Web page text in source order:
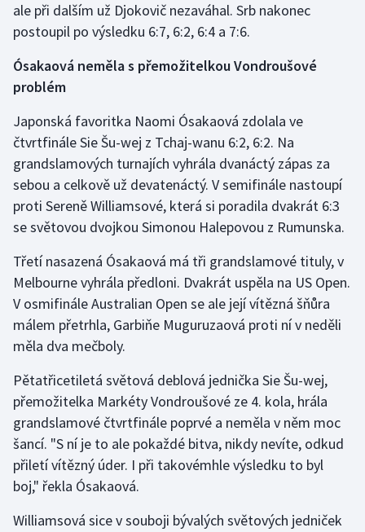
ale při dalším už Djokovič nezaváhal. Srb nakonec
postoupil po výsledku 6:7, 6:2, 6:4 a 7:6.
Ósakaová neměla s přemožitelkou Vondroušové
problém
Japonská favoritka Naomi Ósakaová zdolala ve
čtvrtfinále Sie Šu-wej z Tchaj-wanu 6:2, 6:2. Na
grandslamových turnajích vyhrála dvanáctý zápas za
sebou a celkově už devatenáctý. V semifinále nastoupí
proti Sereně Williamsové, která si poradila dvakrát 6:3
se světovou dvojkou Simonou Halepovou z Rumunska.
Třetí nasazená Ósakaová má tři grandslamové tituly, v
Melbourne vyhrála předloni. Dvakrát uspěla na US Open.
V osmifinále Australian Open se ale její vítězná šňůra
málem přetrhla, Garbiňe Muguruzaová proti ní v neděli
měla dva mečboly.
Pětatřicetiletá světová deblová jednička Sie Šu-wej,
přemožitelka Markéty Vondroušové ze 4. kola, hrála
grandslamové čtvrtfinále poprvé a neměla v něm moc
šancí. "S ní je to ale pokaždé bitva, nikdy nevíte, odkud
přiletí vítězný úder. I při takovémhle výsledku to byl
boj," řekla Ósakaová.
Williamsová sice v souboji bývalých světových jedniček